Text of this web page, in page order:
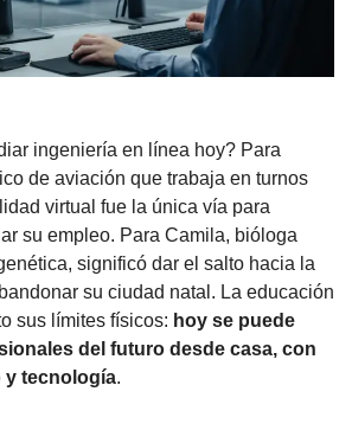
ingeniería en línea hoy? Para
de aviación que trabaja en turnos
virtual fue la única vía para
su empleo. Para Camila, bióloga
significó dar el salto hacia la
su ciudad natal. La educación
sus límites físicos: hoy se puede
del futuro desde casa, con
y tecnología.